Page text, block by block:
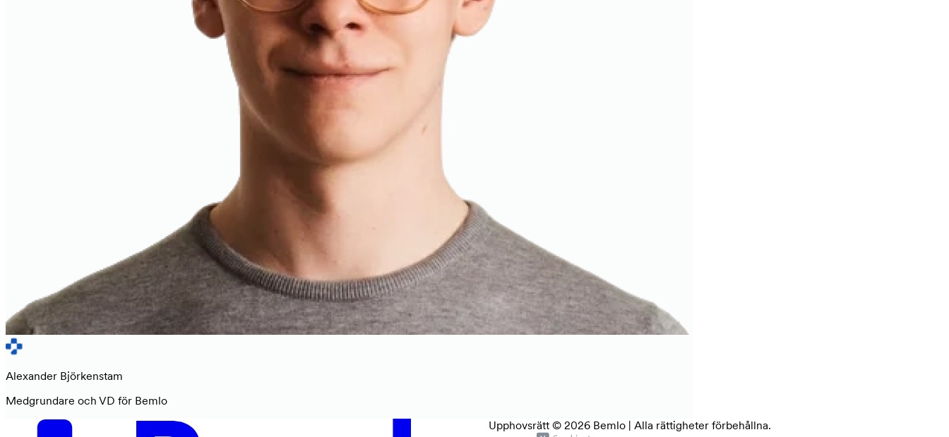
Alexander Björkenstam
Medgrundare och VD för Bemlo
Upphovsrätt © 2026 Bemlo | Alla rättigheter förbehållna.